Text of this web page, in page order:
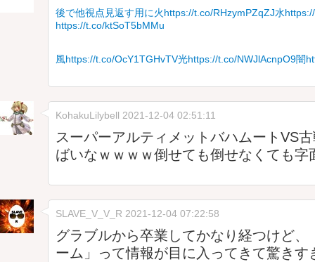
後で他視点見返す用に火https://t.co/RHzymPZqZJ水
https://t.co/ktSoT5bMMu
風https://t.co/OcY1TGHvTV光https://t.co/NWJlAcnpO9闇
KohakuLilybell 2021-12-04 02:51:11
スーパーアルティメットバハムートVS
ばいなｗｗｗｗ倒せても倒せなくても字
SLAVE_V_V_R 2021-12-04 07:22:58
グラブルから卒業してかなり経つけど、
ーム」って情報が目に入ってきて驚きす